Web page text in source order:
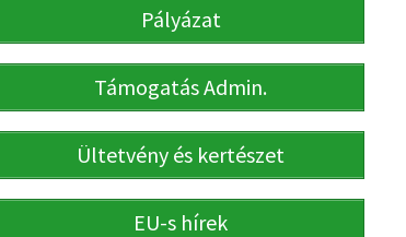
Pályázat
Támogatás Admin.
Ültetvény és kertészet
EU-s hírek